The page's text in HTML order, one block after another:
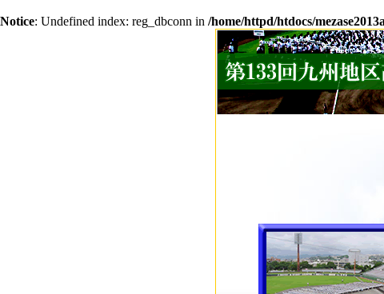
Notice: Undefined index: reg_dbconn in /home/httpd/htdocs/